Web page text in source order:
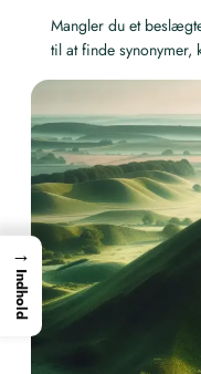
Mangler du et
til at finde
→
Indhold